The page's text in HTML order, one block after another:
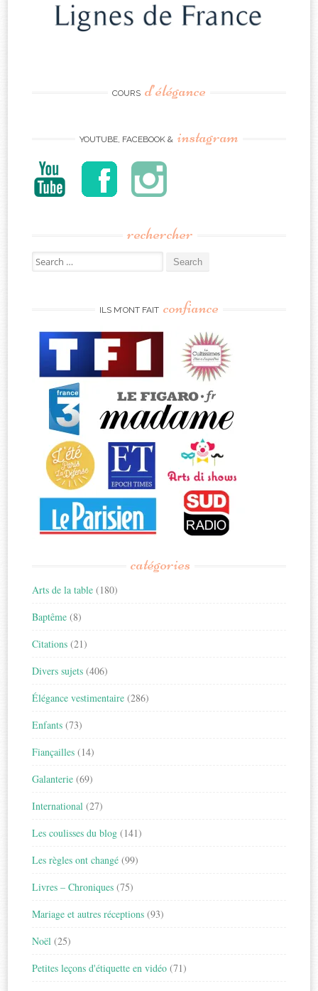
COURS d’élégance
YOUTUBE, FACEBOOK & instagram
rechercher
Search
for:
ILS M’ONT FAIT confiance
catégories
Arts de la table (180)
Baptême (8)
Citations (21)
Divers sujets (406)
Élégance vestimentaire (286)
Enfants (73)
Fiançailles (14)
Galanterie (69)
International (27)
Les coulisses du blog (141)
Les règles ont changé (99)
Livres – Chroniques (75)
Mariage et autres réceptions (93)
Noël (25)
Petites leçons d'étiquette en vidéo (71)